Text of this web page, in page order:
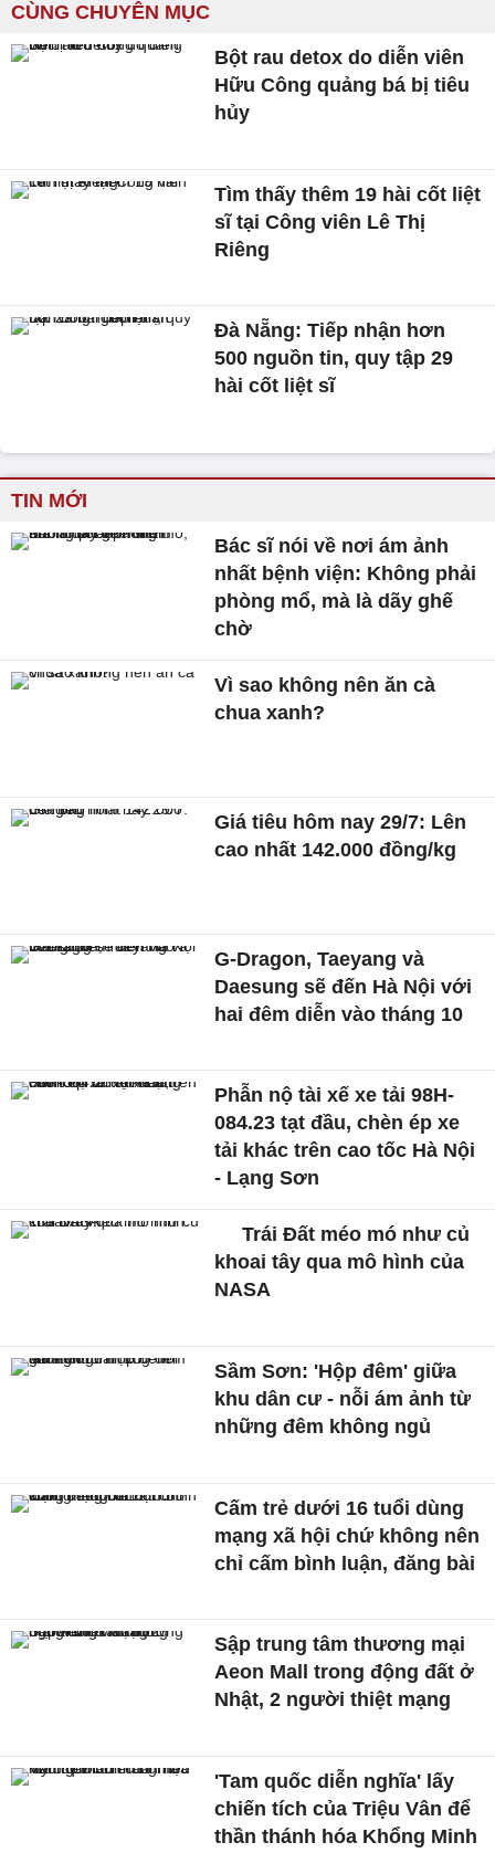
CÙNG CHUYÊN MỤC
Bột rau detox do diễn viên
Hữu Công quảng bá bị tiêu
hủy
Tìm thấy thêm 19 hài cốt liệt
sĩ tại Công viên Lê Thị
Riêng
Đà Nẵng: Tiếp nhận hơn
500 nguồn tin, quy tập 29
hài cốt liệt sĩ
TIN MỚI
Bác sĩ nói về nơi ám ảnh
nhất bệnh viện: Không phải
phòng mổ, mà là dãy ghế
chờ
Vì sao không nên ăn cà
chua xanh?
Giá tiêu hôm nay 29/7: Lên
cao nhất 142.000 đồng/kg
G-Dragon, Taeyang và
Daesung sẽ đến Hà Nội với
hai đêm diễn vào tháng 10
Phẫn nộ tài xế xe tải 98H-
084.23 tạt đầu, chèn ép xe
tải khác trên cao tốc Hà Nội
- Lạng Sơn
Trái Đất méo mó như củ
khoai tây qua mô hình của
NASA
Sầm Sơn: 'Hộp đêm' giữa
khu dân cư - nỗi ám ảnh từ
những đêm không ngủ
Cấm trẻ dưới 16 tuổi dùng
mạng xã hội chứ không nên
chỉ cấm bình luận, đăng bài
Sập trung tâm thương mại
Aeon Mall trong động đất ở
Nhật, 2 người thiệt mạng
'Tam quốc diễn nghĩa' lấy
chiến tích của Triệu Vân để
thần thánh hóa Khổng Minh